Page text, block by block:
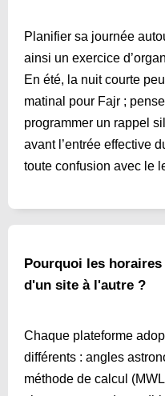
Planifier sa journée
ainsi un exercice
En été, la nuit courte
matinal pour Fajr ;
programmer un rappel
avant l’entrée effective
toute confusion avec le
Pourquoi les
d'un site à l'autre ?
Chaque plateforme
différents : angles
méthode de calcul